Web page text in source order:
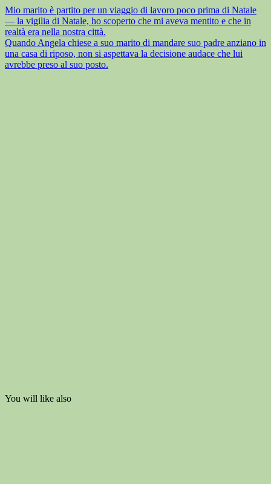
Mio marito è partito per un viaggio di lavoro poco prima di Natale
— la vigilia di Natale, ho scoperto che mi aveva mentito e che in
realtà era nella nostra città.
Quando Angela chiese a suo marito di mandare suo padre anziano in
una casa di riposo, non si aspettava la decisione audace che lui
avrebbe preso al suo posto.
You will like also